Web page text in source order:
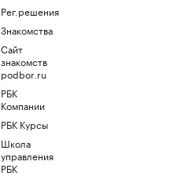
Рег.решения
Знакомства
Сайт
знакомств
podbor.ru
РБК
Компании
РБК Курсы
Школа
управления
РБК